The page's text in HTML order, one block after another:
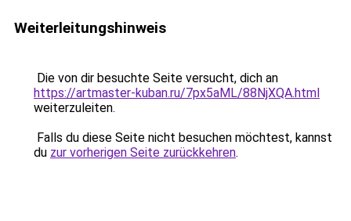
Weiterleitungshinweis
Die von dir besuchte Seite versucht, dich an
https://artmaster-kuban.ru/7px5aML/88NjXQA.html
weiterzuleiten.
Falls du diese Seite nicht besuchen möchtest, kannst
du zur vorherigen Seite zurückkehren.